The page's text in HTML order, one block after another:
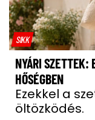
SIKK
NYÁRI SZETTEK:
HŐSÉGBEN
Ezekkel a
öltözködés.